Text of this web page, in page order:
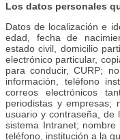
Los datos personales
Datos de localización e
edad, fecha de
estado civil, domicilio
electrónico particular,
para conducir, CURP;
información, teléfono
correos electrónicos
periodistas y empresas;
usuario y contraseña, de
sistema Intranet;
teléfono, institución a la